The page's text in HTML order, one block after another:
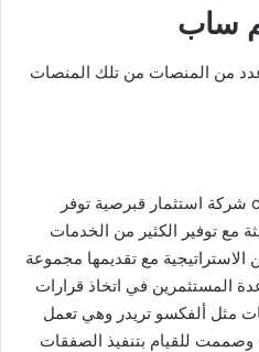
ساب
من المنصات من تلك المنصات
أسست عام 2014 وهي شركة cif شركة استثمار قبرصية توفر
مع توفير الكثير من الخدمات
مع تقديمها مجموعة
المستثمرين في اتخاذ قرارات
تقوم بتوفير 3 منصات مثل ألفكسو تريدر وهي تعمل
للقيام بتنفيذ الصفقات